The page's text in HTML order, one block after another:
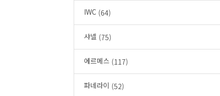
IWC (64)
샤넬 (75)
에르메스 (117)
파네라이 (52)